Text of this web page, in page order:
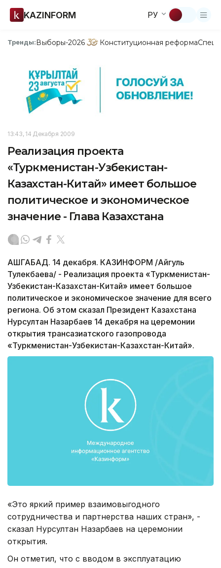
KAZINFORM РУ
Тренды:Выборы-2026 Конституционная реформа
13:43, 14 Декабря 2009
Реализация проекта
«Туркменистан-Узбекистан-
Казахстан-Китай» имеет большое
политическое и экономическое
значение - Глава Казахстана
АШГАБАД. 14 декабря. КАЗИНФОРМ /Айгуль
Тулекбаева/ - Реализация проекта «Туркменистан-
Узбекистан-Казахстан-Китай» имеет большое
политическое и экономическое значение для всего
региона. Об этом сказал Президент Казахстана
Нурсултан Назарбаев 14 декабря на церемонии
открытия трансазиатского газопровода
«Туркменистан-Узбекистан-Казахстан-Китай».
«Это яркий пример взаимовыгодного
сотрудничества и партнерства наших стран», -
сказал Нурсултан Назарбаев на церемонии
открытия.
Он отметил, что с вводом в эксплуатацию